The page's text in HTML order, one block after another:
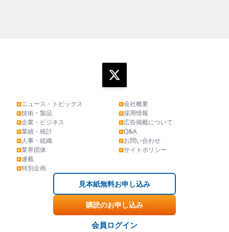
▶ ニュース・トピックス
▶ 技術・製品
▶ 企業・ビジネス
▶ 業績・統計
▶ 人事・組織
▶ 業界団体
▶ 連載
▶ 特別企画
▶ 会社概要
▶ 採用情報
▶ 広告掲載について
▶ Q&A
▶ お問い合わせ
▶ サイトポリシー
見本紙無料お申し込み
購読のお申し込み
会員ログイン